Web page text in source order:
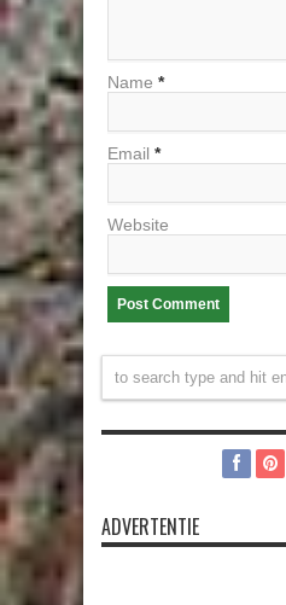
Name *
Email *
Website
ADVERTENTIE